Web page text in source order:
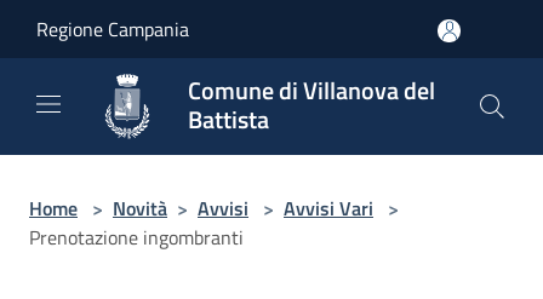
Regione Campania
Comune di Villanova del
Battista
Home > Novità > Avvisi > Avvisi Vari >
Prenotazione ingombranti